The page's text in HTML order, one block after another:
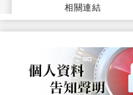
相關連結